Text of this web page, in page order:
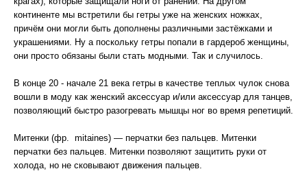
континенте мы встретили бы гетры уже на женских ножках,
причём они могли быть дополнены различными застёжками и
украшениями. Ну а поскольку гетры попали в гардероб женщины,
они просто обязаны были стать модными. Так и случилось.
В конце 20 - начале 21 века гетры в качестве теплых чулок снова
вошли в моду как женский аксессуар и/или аксессуар для танцев,
позволяющий быстро разогревать мышцы ног во время репетиций.
Митенки (фр. mitaines) — перчатки без пальцев. Митенки
перчатки без пальцев. Митенки позволяют защитить руки от
холода, но не сковывают движения пальцев.